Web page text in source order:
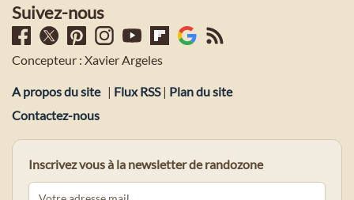
Suivez-nous
Concepteur : Xavier Argeles
A propos du site | Flux RSS| Plan du site
Contactez-nous
Inscrivez vous à la newsletter de randozone